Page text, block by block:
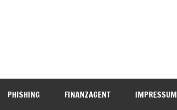
PHISHING FINANZAGENT IMPRESSUM